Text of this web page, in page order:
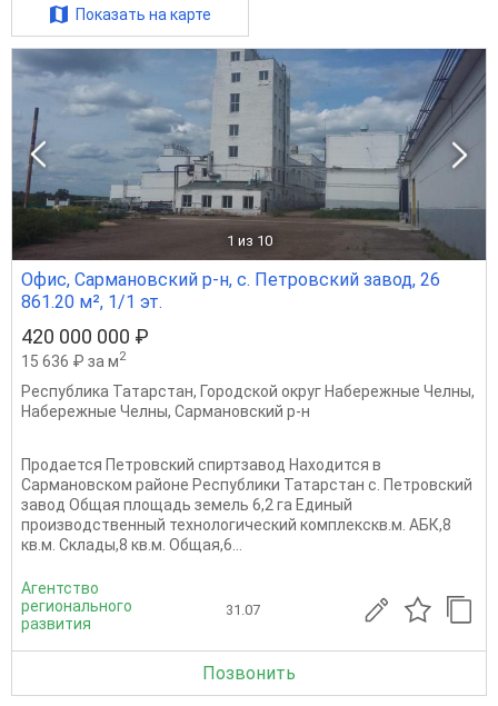
Показать на карте
1 из 10
Офис, Сармановский р-н, с. Петровский завод, 26
861.20 м², 1/1 эт.
420 000 000 ₽
15 636 ₽ за м2
Республика Татарстан, Городской округ Набережные Челны,
Набережные Челны, Сармановский р-н
Продается Петровский спиртзавод Находится в
Сармановском районе Республики Татарстан с. Петровский
завод Общая площадь земель 6,2 га Единый
производственный технологический комплекскв.м. АБК,8
кв.м. Склады,8 кв.м. Общая,6...
Агентство
регионального
развития
31.07
Позвонить